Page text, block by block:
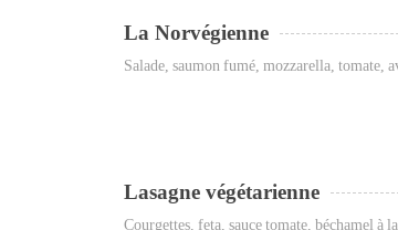
La Norvégienne
Salade, saumon fumé, mozzarella, tomate,
Lasagne végétarienne
Courgettes, feta, sauce tomate, béchamel à